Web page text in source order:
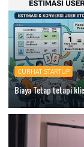
CURHAT STARTUP
Biaya Tetap tetapi